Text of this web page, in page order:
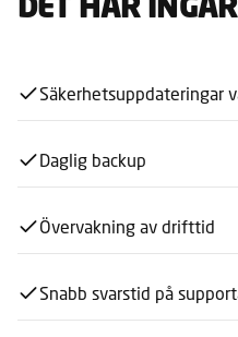
DET HÄR
Säkerhetsuppdateringar
Daglig backup
Övervakning av drifttid
Snabb svarstid på